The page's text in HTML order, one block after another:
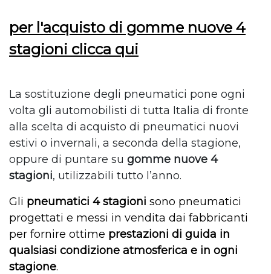
per l'acquisto di gomme nuove 4
stagioni clicca qui
La sostituzione degli pneumatici pone ogni
volta gli automobilisti di tutta Italia di fronte
alla scelta di acquisto di pneumatici nuovi
estivi o invernali, a seconda della stagione,
oppure di puntare su gomme nuove 4
stagioni, utilizzabili tutto l’anno.
Gli pneumatici 4 stagioni sono pneumatici
progettati e messi in vendita dai fabbricanti
per fornire ottime prestazioni di guida in
qualsiasi condizione atmosferica e in ogni
stagione.